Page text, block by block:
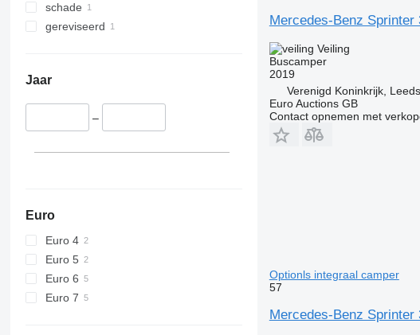
schade
gereviseerd
Jaar
–
Euro
Euro 4
Euro 5
Euro 6
Euro 7
Mercedes-Benz Sprinter
Veiling
Buscamper
2019
Verenigd Koninkrijk, Leeds
Euro Auctions GB
Contact opnemen met
Optionls integraal camper
57
Mercedes-Benz Sprinter